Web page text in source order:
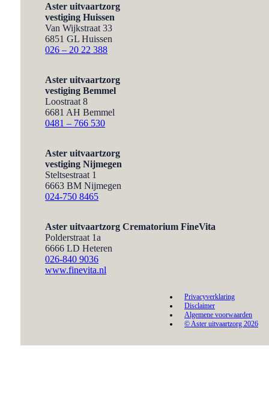
Aster uitvaartzorg
vestiging Huissen
Van Wijkstraat 33
6851 GL Huissen
026 – 20 22 388
Aster uitvaartzorg
vestiging Bemmel
Loostraat 8
6681 AH Bemmel
0481 – 766 530
Aster uitvaartzorg
vestiging Nijmegen
Steltsestraat 1
6663 BM Nijmegen
024-750 8465
Aster uitvaartzorg Crematorium FineVita
Polderstraat 1a
6666 LD Heteren
026-840 9036
www.finevita.nl
Privacyverklaring
Disclaimer
Algemene voorwaarden
© Aster uitvaartzorg 2026